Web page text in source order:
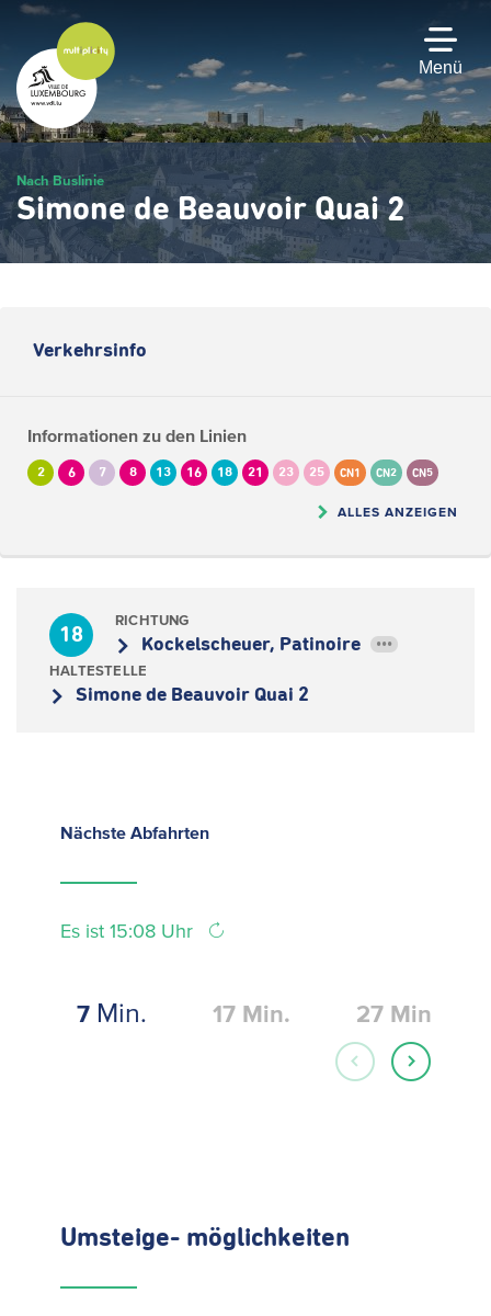
Zum
Hauptinhalt
gehen
Menü
Nach Buslinie
Simone de Beauvoir Quai 2
Verkehrsinfo
Informationen zu den Linien
2 6 7 8 13 16 18 21 23 25 CN1 CN2 CN5
ALLES ANZEIGEN
18
RICHTUNG
Kockelscheuer, Patinoire •••
HALTESTELLE
Simone de Beauvoir Quai 2
Nächste Abfahrten
Es ist 15:08 Uhr
7 Min. 17 Min. 27 Min.
Umsteige- möglichkeiten